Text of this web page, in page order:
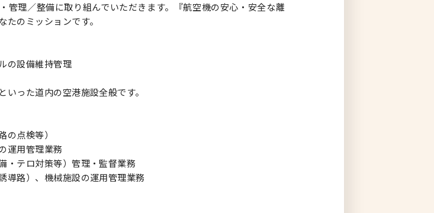
管理／整備に取り組んでいただきます。『航空機の安心・安全な離
たのミッションです。
の設備維持管理
た道内の空港施設全般です。
の点検等）
運用管理業務
・テロ対策等）管理・監督業務
導路）、機械施設の運用管理業務